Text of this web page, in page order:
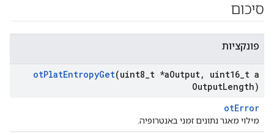
סיכום
פונקציות
otPlatEntropyGet(uint8 t *aOutput, uint16 t a
OutputLength)
otError
מילוי מאגר נתונים זמני באנטרופיה.